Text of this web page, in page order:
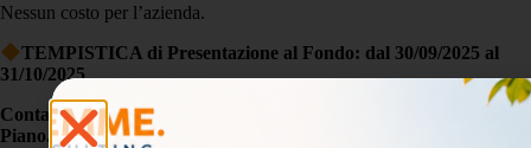
Nessun costo per l’azienda.
TEMPISTICA di Presentazione al Fondo: dal 30/09/2025 al
31/10/2025
Contattaci quanto prima per capire la fattibilità di adesione al
Piano.